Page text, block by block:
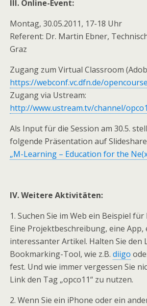
III. Online-Event:
Montag, 30.05.2011, 17-18 Uhr
Referent: Dr. Martin Ebner,
Graz
Zugang zum Virtual Classroom
https://webconf.vc.dfn.de/opencourse
Zugang via Ustream:
http://www.ustream.tv/channel/
Als Input für die Session am 30.5.
folgende Präsentation auf
„M-Learning – Education for the
IV. Weitere Aktivitäten:
1. Suchen Sie im Web ein Beispiel
Eine Projektbeschreibung, eine App,
interessanter Artikel. Halten Sie den
Bookmarking-Tool, wie z.B. diigo
fest. Und wie immer vergessen Sie
Link den Tag „opco11“ zu nutzen.
2. Wenn Sie ein iPhone oder ein